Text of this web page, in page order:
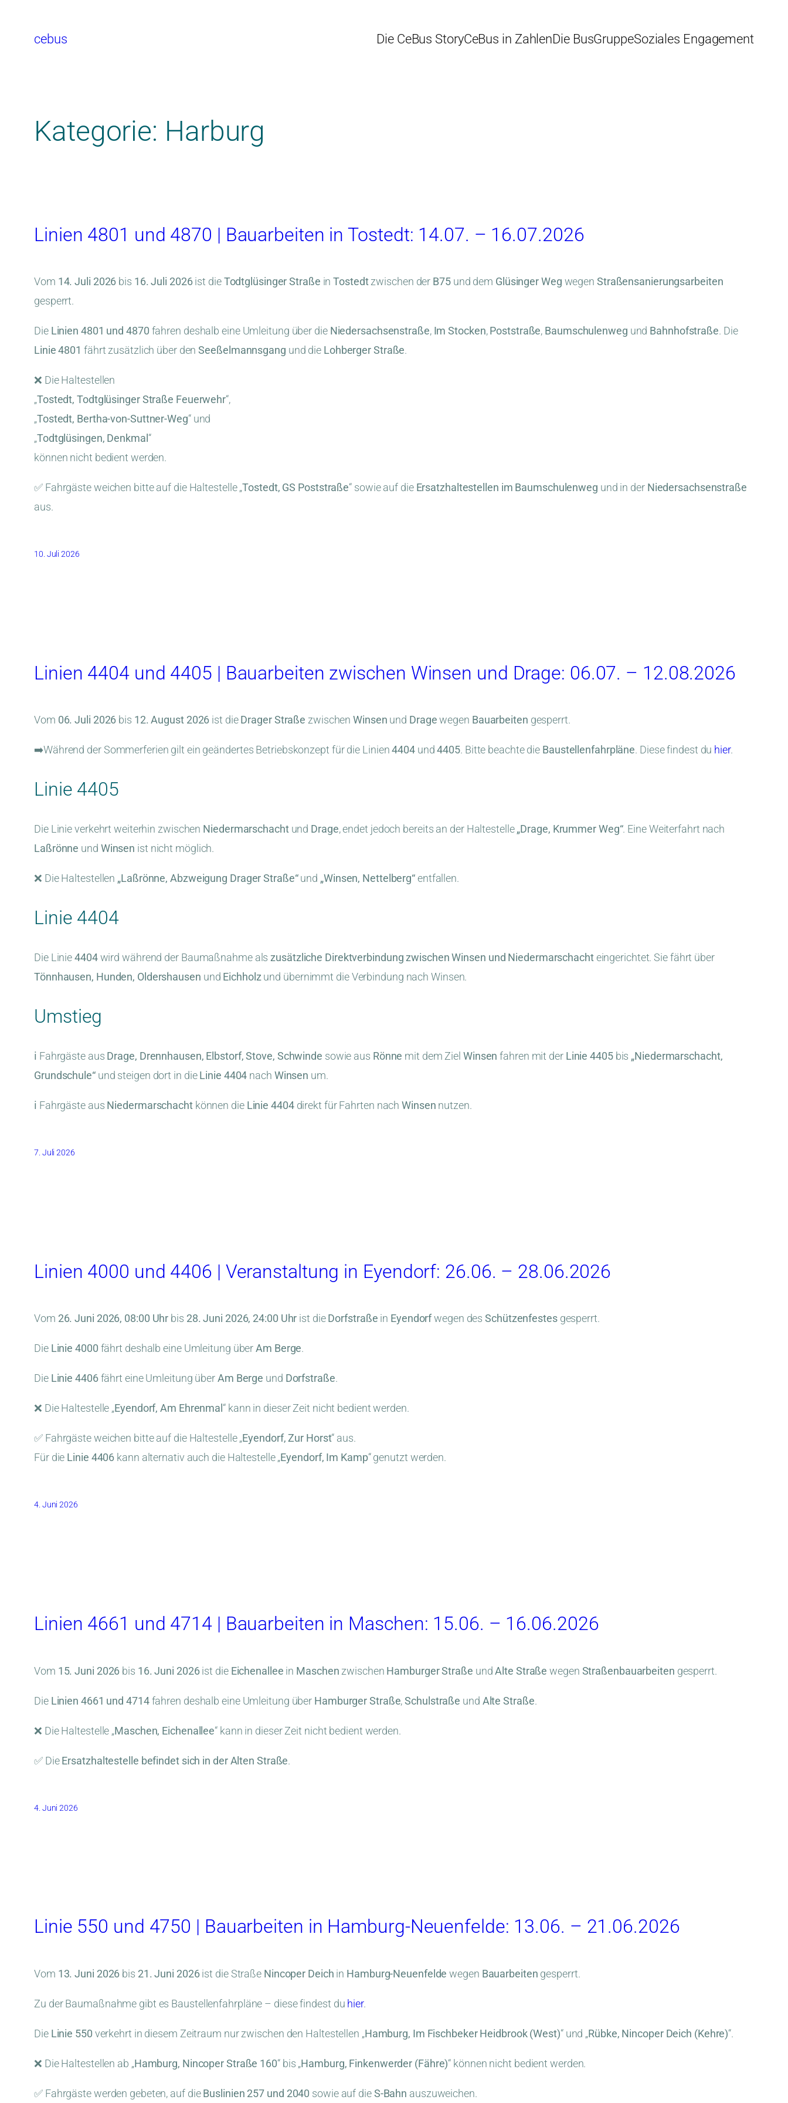
cebus Die CeBus StoryCeBus in ZahlenDie BusGruppeSoziales Engagement
Kategorie: Harburg
Linien 4801 und 4870 | Bauarbeiten in Tostedt: 14.07. – 16.07.2026
Vom 14. Juli 2026 bis 16. Juli 2026ist dieTodtglüsinger Straße inTostedtzwischen der B75und dem Glüsinger Weg wegen Straßensanierungsarbeiten
gesperrt.
Die Linien 4801 und 4870 fahren deshalb eine Umleitung über die Niedersachsenstraße, Im Stocken,Poststraße, Baumschulenweg und Bahnhofstraße. Die
Linie 4801 fährt zusätzlich über denSeeßelmannsgang und die Lohberger Straße.
❌ Die Haltestellen
„Tostedt, Todtglüsinger Straße Feuerwehr“,
„Tostedt, Bertha-von-Suttner-Weg“ und
„Todtglüsingen, Denkmal “
können nicht bedient werden.
✅ Fahrgäste weichen bitte auf die Haltestelle „Tostedt, GS Poststraße“ sowie auf die Ersatzhaltestellen im Baumschulenweg und in der Niedersachsenstraße
aus.
10. Juli 2026
Linien 4404 und 4405 | Bauarbeiten zwischen Winsen und Drage: 06.07. – 12.08.2026
Vom 06. Juli 2026 bis 12. August 2026 ist dieDrager Straße zwischenWinsen und Dragewegen Bauarbeiten gesperrt.
➡️Während der Sommerferien gilt ein geändertes Betriebskonzept für die Linien4404und4405. Bitte beachte die Baustellenfahrpläne. Diese findest du hier.
Linie 4405
Die Linie verkehrt weiterhin zwischen Niedermarschachtund Drage, endet jedoch bereits an der Haltestelle„Drage, Krummer Weg“. Eine Weiterfahrt nach
Laßrönne und Winsen ist nicht möglich.
❌ Die Haltestellen „Laßrönne, Abzweigung Drager Straße“und „Winsen, Nettelberg“entfallen.
Linie 4404
Die Linie4404wird während der Baumaßnahme alszusätzliche Direktverbindung zwischen Winsen und Niedermarschachteingerichtet. Sie fährt über
Tönnhausen, Hunden, Oldershausen und Eichholzund übernimmt die Verbindung nach Winsen.
Umstieg
ℹ️ Fahrgäste aus Drage, Drennhausen, Elbstorf, Stove, Schwinde sowie aus Rönne mit dem Ziel Winsen fahren mit der Linie 4405bis „Niedermarschacht,
Grundschule“und steigen dort in dieLinie 4404 nach Winsen um.
ℹ️ Fahrgäste aus Niedermarschachtkönnen die Linie 4404direkt für Fahrten nachWinsen nutzen.
7. Juli 2026
Linien 4000 und 4406 | Veranstaltung in Eyendorf: 26.06. – 28.06.2026
Vom 26. Juni 2026, 08:00 Uhr bis 28. Juni 2026, 24:00 Uhr ist dieDorfstraße in Eyendorfwegen desSchützenfestesgesperrt.
Die Linie 4000 fährt deshalb eine Umleitung überAm Berge.
Die Linie 4406fährt eine Umleitung überAm Berge und Dorfstraße.
❌ Die Haltestelle „Eyendorf, Am Ehrenmal “ kann in dieser Zeit nicht bedient werden.
✅ Fahrgäste weichen bitte auf die Haltestelle „Eyendorf, Zur Horst“ aus.
Für die Linie 4406 kann alternativ auch die Haltestelle „Eyendorf, Im Kamp“ genutzt werden.
4. Juni 2026
Linien 4661 und 4714 | Bauarbeiten in Maschen: 15.06. – 16.06.2026
Vom 15. Juni 2026 bis 16. Juni 2026ist die Eichenallee in Maschen zwischen Hamburger Straße undAlte Straße wegen Straßenbauarbeiten gesperrt.
Die Linien 4661 und 4714fahren deshalb eine Umleitung über Hamburger Straße,Schulstraße und Alte Straße.
❌ Die Haltestelle „Maschen, Eichenallee“ kann in dieser Zeit nicht bedient werden.
✅ DieErsatzhaltestelle befindet sich in der Alten Straße.
4. Juni 2026
Linie 550 und 4750 | Bauarbeiten in Hamburg-Neuenfelde: 13.06. – 21.06.2026
Vom 13. Juni 2026 bis 21. Juni 2026ist die Straße Nincoper Deich in Hamburg-Neuenfelde wegen Bauarbeiten gesperrt.
Zu der Baumaßnahme gibt es Baustellenfahrpläne – diese findest du hier.
Die Linie 550 verkehrt in diesem Zeitraum nur zwischen den Haltestellen „Hamburg, Im Fischbeker Heidbrook (West)“ und „Rübke, Nincoper Deich (Kehre)“.
❌ Die Haltestellen ab „Hamburg, Nincoper Straße 160“ bis „Hamburg, Finkenwerder (Fähre)“ können nicht bedient werden.
✅ Fahrgäste werden gebeten, auf dieBuslinien 257 und 2040 sowie auf dieS-Bahn auszuweichen.